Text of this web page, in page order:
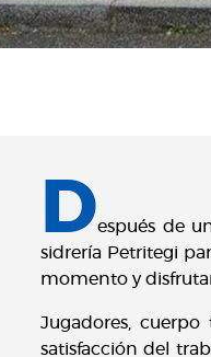
Después de
sidrería Petritegi
momento y
Jugadores,
satisfacción del